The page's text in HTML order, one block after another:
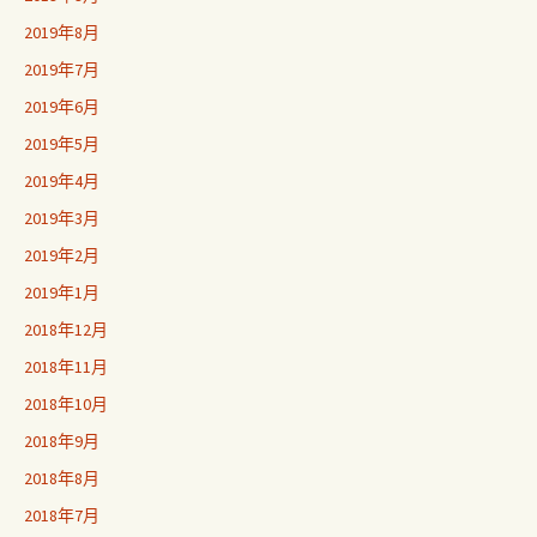
2019年8月
2019年7月
2019年6月
2019年5月
2019年4月
2019年3月
2019年2月
2019年1月
2018年12月
2018年11月
2018年10月
2018年9月
2018年8月
2018年7月